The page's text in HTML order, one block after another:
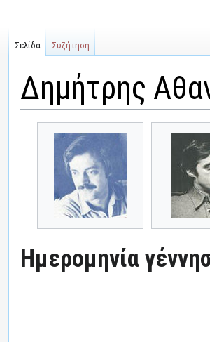
Δημήτρης
Ημερομηνία
Σελίδα Συζήτηση